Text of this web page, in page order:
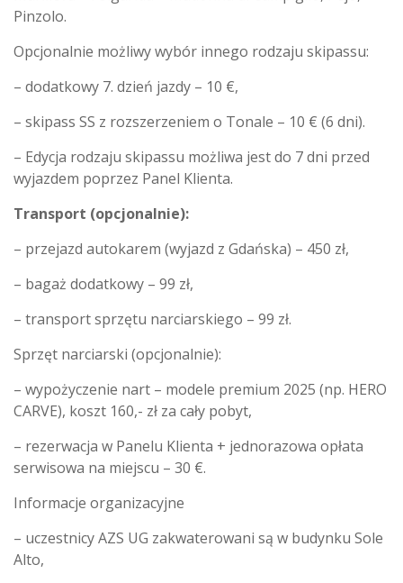
Pinzolo.
Opcjonalnie możliwy wybór innego rodzaju skipassu:
– dodatkowy 7. dzień jazdy – 10 €,
– skipass SS z rozszerzeniem o Tonale – 10 € (6 dni).
– Edycja rodzaju skipassu możliwa jest do 7 dni przed
wyjazdem poprzez Panel Klienta.
Transport (opcjonalnie):
– przejazd autokarem (wyjazd z Gdańska) – 450 zł,
– bagaż dodatkowy – 99 zł,
– transport sprzętu narciarskiego – 99 zł.
Sprzęt narciarski (opcjonalnie):
– wypożyczenie nart – modele premium 2025 (np. HERO
CARVE), koszt 160,- zł za cały pobyt,
– rezerwacja w Panelu Klienta + jednorazowa opłata
serwisowa na miejscu – 30 €.
Informacje organizacyjne
– uczestnicy AZS UG zakwaterowani są w budynku Sole
Alto,